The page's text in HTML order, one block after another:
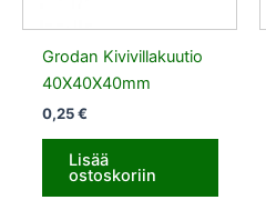
Grodan Kivivillakuutio
40X40X40mm
0,25€
Lisää
ostoskoriin